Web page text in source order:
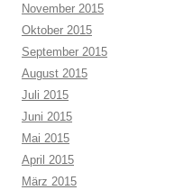
November 2015
Oktober 2015
September 2015
August 2015
Juli 2015
Juni 2015
Mai 2015
April 2015
März 2015